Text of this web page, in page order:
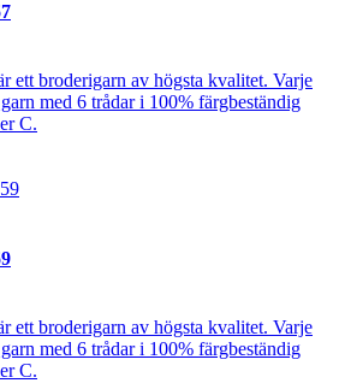
ett broderigarn av högsta kvalitet. Varje
med 6 trådar i 100% färgbeständig
C.
ett broderigarn av högsta kvalitet. Varje
med 6 trådar i 100% färgbeständig
C.